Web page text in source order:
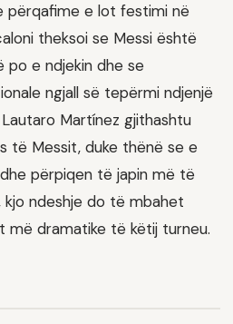
përqafime e lot festimi në
theksoi se Messi është
po e ndjekin dhe se
ngjall së tepërmi ndjenjë
Martínez gjithashtu
të Messit, duke thënë se e
përpiqen të japin më të
kjo ndeshje do të mbahet
më dramatike të këtij turneu.